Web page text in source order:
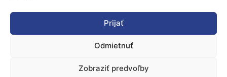
Prijať
Odmietnuť
Zobraziť predvoľby
Novinky